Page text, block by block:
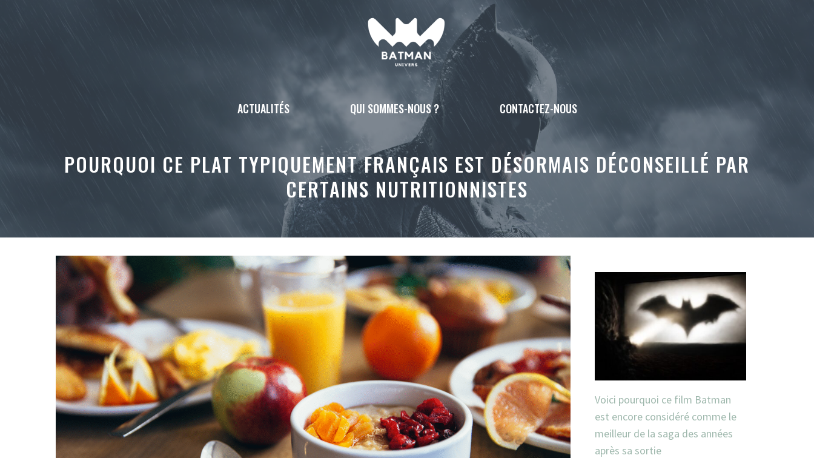
ACTUALITÉS QUI SOMMES-NOUS ? CONTACTEZ-NOUS
POURQUOI CE PLAT TYPIQUEMENT FRANÇAIS EST DÉSORMAIS DÉCONSEILLÉ PAR
CERTAINS NUTRITIONNISTES
Voici pourquoi ce film Batman
est encore considéré comme le
meilleur de la saga des années
après sa sortie